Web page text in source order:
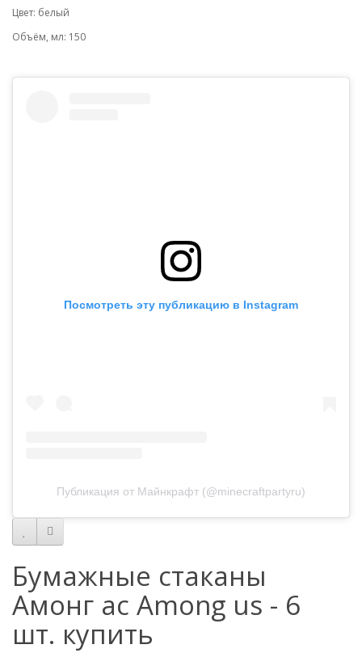
Цвет: белый
Объём, мл: 150
Посмотреть эту публикацию в Instagram
Публикация от Майнкрафт (@minecraftpartyru)
Бумажные стаканы
Амонг ас Among us - 6
шт. купить